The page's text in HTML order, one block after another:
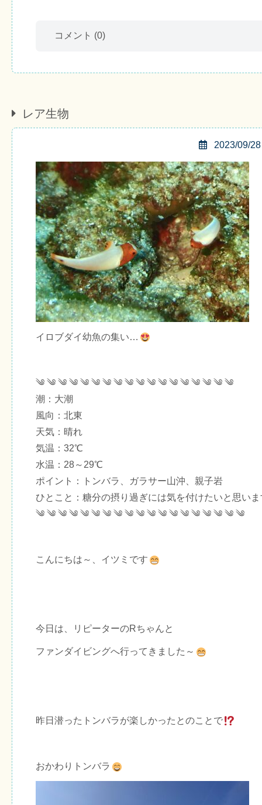
コメント (0)
レア生物
2023/09/28
イロブダイ幼魚の集い…
༄ ༄ ༄ ༄ ༄ ༄ ༄ ༄ ༄ ༄ ༄ ༄ ༄ ༄ ༄ ༄ ༄ ༄
潮：大潮
風向：北東
天気：晴れ
気温：32℃
水温：28～29℃
ポイント：トンバラ、ガラサー山沖、親子岩
ひとこと：糖分の摂り過ぎには気を付けたいと思い
༄ ༄ ༄ ༄ ༄ ༄ ༄ ༄ ༄ ༄ ༄ ༄ ༄ ༄ ༄ ༄ ༄ ༄ ༄
こんにちは～、イツミです
今日は、リピーターのRちゃんと
ファンダイビングへ行ってきました～
昨日潜ったトンバラが楽しかったとのことで
おかわりトンバラ